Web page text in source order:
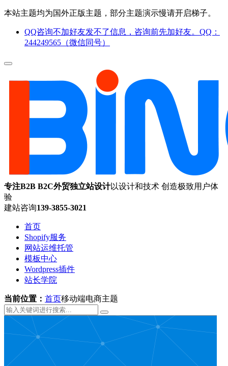
本站主题均为国外正版主题，部分主题演示慢请开启梯子。
QQ咨询不加好友发不了信息，咨询前先加好友。QQ：
244249565（微信同号）
专注B2B B2C外贸独立站设计以设计和技术 创造极致用户体
验
建站咨询139-3855-3021
首页
Shopify服务
网站运维托管
模板中心
Wordpress插件
站长学院
当前位置： 首页移动端电商主题